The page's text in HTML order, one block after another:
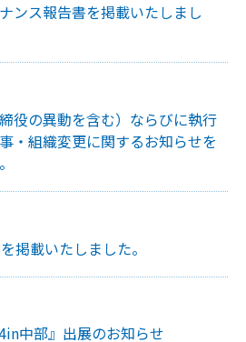
ンス報告書を掲載いたしまし
役の異動を含む）ならびに執行
・組織変更に関するお知らせを
掲載いたしました。
中部』出展のお知らせ